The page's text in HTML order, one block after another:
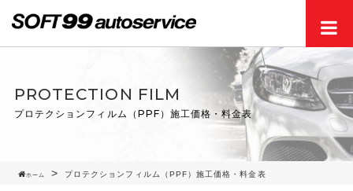
PROTECTION FILM
プロテクションフィルム（PPF）施工価格・料金表
ホーム プロテクションフィルム（PPF）施工価格・料金表